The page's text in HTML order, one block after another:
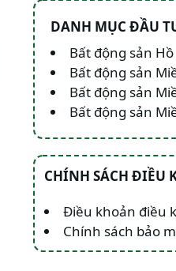
DANH MỤC ĐẦU
Bất động sản
Bất động sản
Bất động sản
Bất động sản
CHÍNH SÁCH ĐIỀU
Điều khoản điều
Chính sách bảo